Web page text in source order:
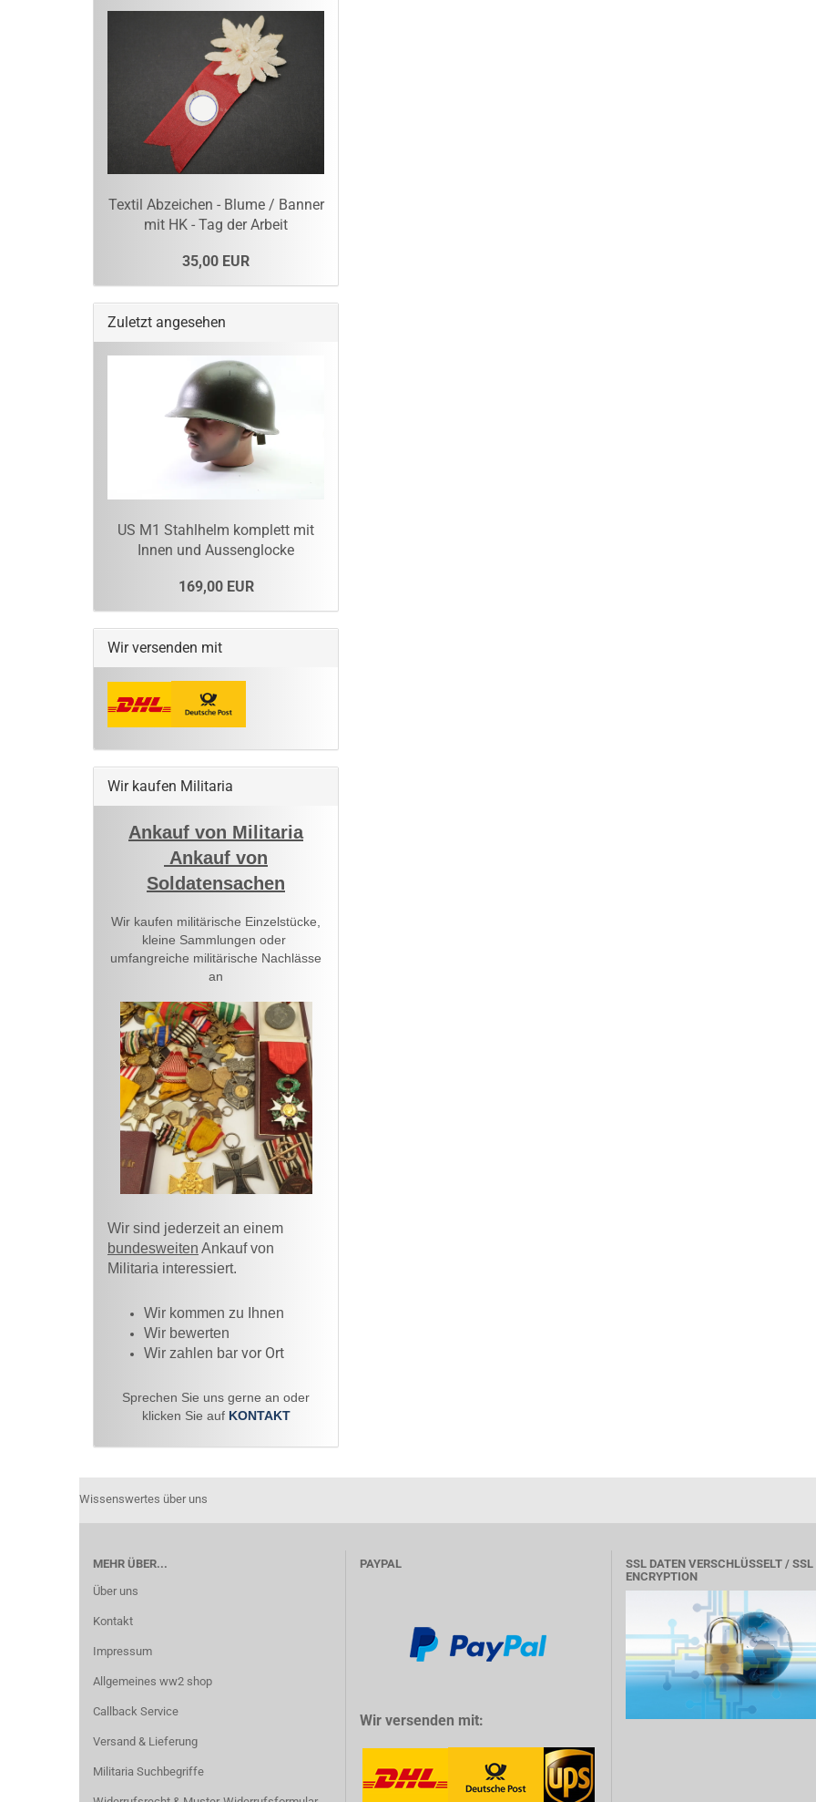
Textil Abzeichen - Blume / Banner
mit HK - Tag der Arbeit
35,00 EUR
Zuletzt angesehen
US M1 Stahlhelm komplett mit
Innen und Aussenglocke
169,00 EUR
Wir versenden mit
Wir kaufen Militaria
Ankauf von Militaria
Ankauf von
Soldatensachen
Wir kaufen militärische Einzelstücke,
kleine Sammlungen oder
umfangreiche militärische Nachlässe
an
Wir sind jederzeit an einem
bundesweiten Ankauf von
Militaria interessiert.
Wir kommen zu Ihnen​
Wir bewerten
Wir zahlen bar vor Ort
Sprechen Sie uns gerne an oder
klicken Sie auf KONTAKT
Wissenswertes über uns
MEHR ÜBER...
Über uns
Kontakt
Impressum
Allgemeines ww2 shop
Callback Service
Versand & Lieferung
Militaria Suchbegriffe
PAYPAL
Wir versenden mit:
SSL DATEN VERSCHLÜSSELT / SSL
ENCRYPTION